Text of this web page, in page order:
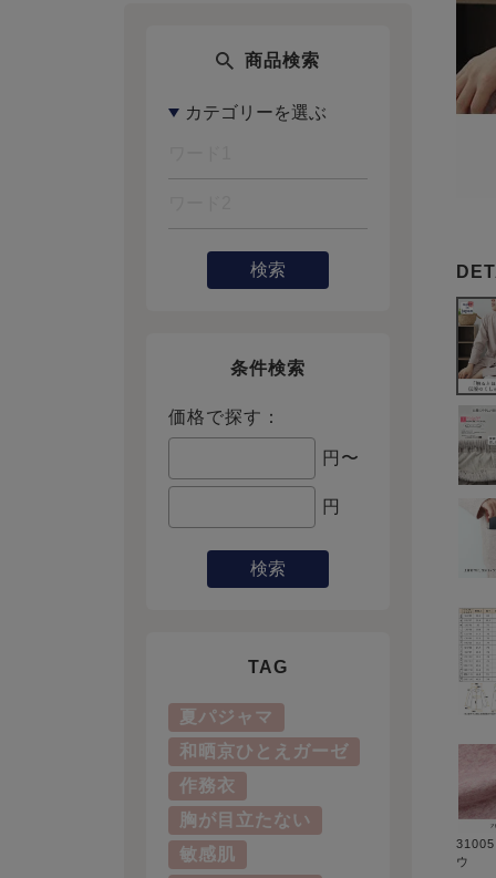
商品検索
検索
条件検索
価格で探す：
円〜
円
検索
TAG
夏パジャマ
和晒京ひとえガーゼ
作務衣
胸が目立たない
敏感肌
ウ